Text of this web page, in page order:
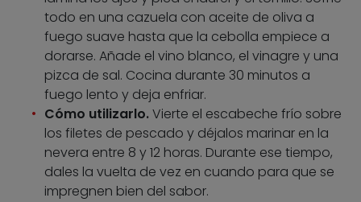
todo en una cazuela con aceite de oliva a
fuego suave hasta que la cebolla empiece a
dorarse. Añade el vino blanco, el vinagre y una
pizca de sal. Cocina durante 30 minutos a
fuego lento y deja enfriar.
Cómo utilizarlo.Vierte el escabeche frío sobre
los filetes de pescado y déjalos marinar en la
nevera entre 8 y 12 horas. Durante ese tiempo,
dales la vuelta de vez en cuando para que se
impregnen bien del sabor.